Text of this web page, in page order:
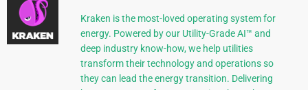
Kraken is the most-loved operating system for
energy. Powered by our Utility-Grade AI™ and
deep industry know-how, we help utilities
transform their technology and operations so
they can lead the energy transition. Delivering